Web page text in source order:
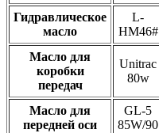
Гидравлическое
масло
L-
HM46#
Масло для
коробки
передач
Unitrac
80w
Масло для
передней оси
GL-5
85W/90